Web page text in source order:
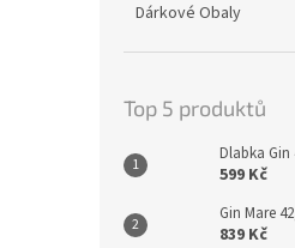
Dárkové Obaly
Top 5 produktů
Dlabka Gin
599 Kč
Gin Mare
839 Kč